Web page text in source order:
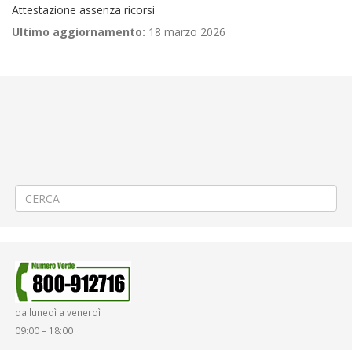
Attestazione assenza ricorsi
Ultimo aggiornamento: 18 marzo 2026
da lunedì a venerdì
09:00 – 18:00